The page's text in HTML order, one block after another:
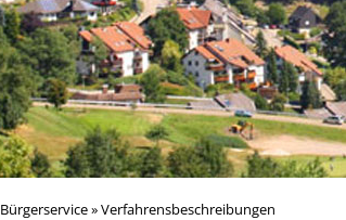
Bürgerservice»Verfahrensbeschreibungen